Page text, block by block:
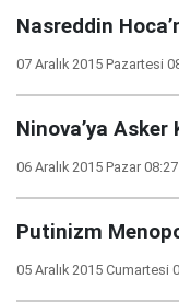
Nasreddin
07 Aralık 2015 Pazartesi
Ninova’ya Asker
06 Aralık 2015 Pazar 08:27
Putinizm
05 Aralık 2015 Cumartesi